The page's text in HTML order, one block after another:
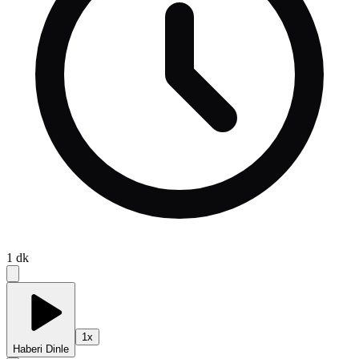
1 dk
Haberi Dinle
1x